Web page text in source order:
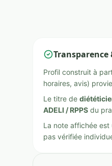
Profil construit à
horaires, avis)
Le titre de
ADELI / RPPS du
La note affichée est
pas vérifiée